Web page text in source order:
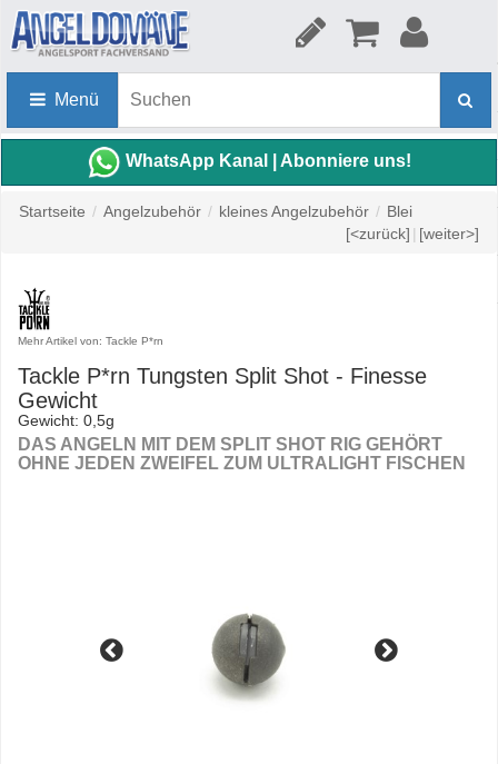
Menü
WhatsApp Kanal | Abonniere uns!
Startseite / Angelzubehör / kleines Angelzubehör / Blei
[<zurück] | [weiter>]
Mehr Artikel von: Tackle P*rn
Tackle P*rn Tungsten Split Shot - Finesse
Gewicht
Gewicht: 0,5g
DAS ANGELN MIT DEM SPLIT SHOT RIG GEHÖRT
OHNE JEDEN ZWEIFEL ZUM ULTRALIGHT FISCHEN